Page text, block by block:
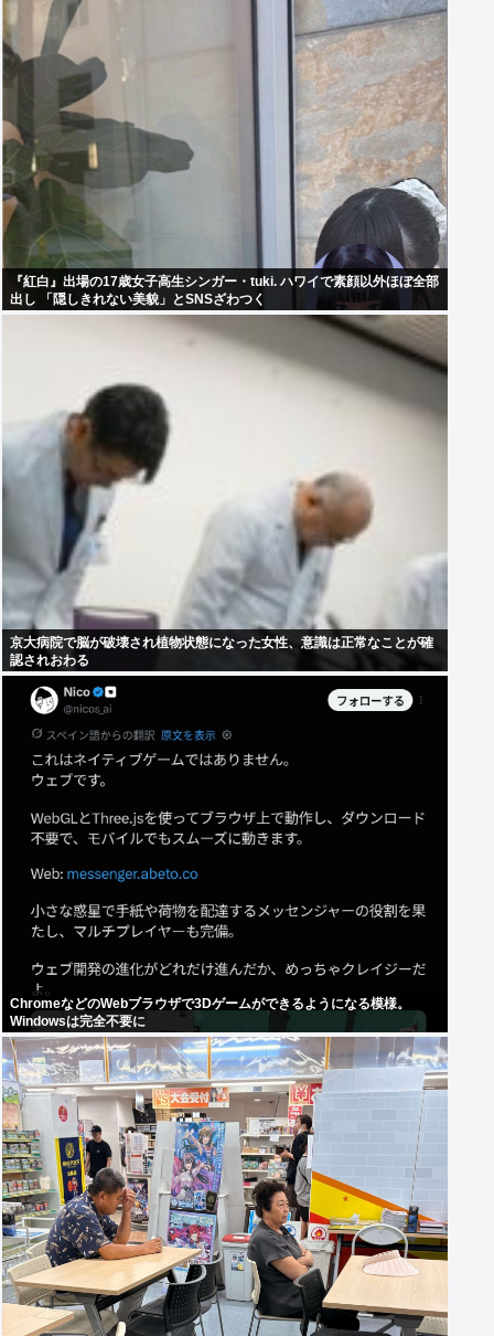
『紅白』出場の17歳女子高生シンガー・tuki. ハワイで素顔以外ほぼ全部
出し 「隠しきれない美貌」とSNSざわつく
京大病院で脳が破壊され植物状態になった女性、意識は正常なことが確
認されおわる
ChromeなどのWebブラウザで3Dゲームができるようになる模様。
Windowsは完全不要に